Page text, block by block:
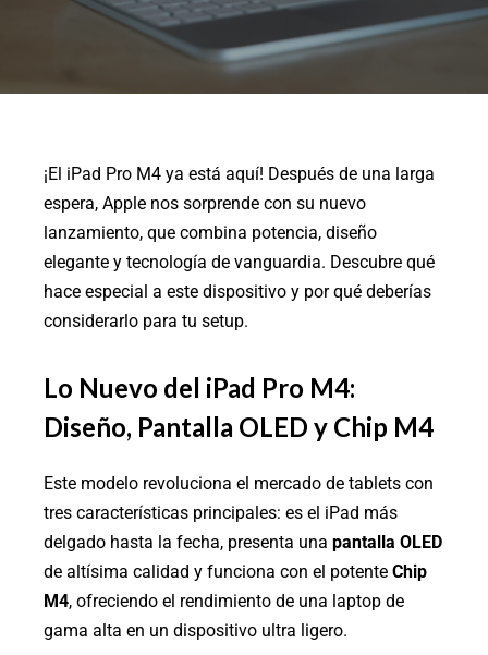
¡El iPad Pro M4 ya está aquí! Después de una larga
espera, Apple nos sorprende con su nuevo
lanzamiento, que combina potencia, diseño
elegante y tecnología de vanguardia. Descubre qué
hace especial a este dispositivo y por qué deberías
considerarlo para tu setup.
Lo Nuevo del iPad Pro M4:
Diseño, Pantalla OLED y Chip M4
Este modelo revoluciona el mercado de tablets con
tres características principales: es el iPad más
delgado hasta la fecha, presenta una pantalla OLED
de altísima calidad y funciona con el potente Chip
M4, ofreciendo el rendimiento de una laptop de
gama alta en un dispositivo ultra ligero.